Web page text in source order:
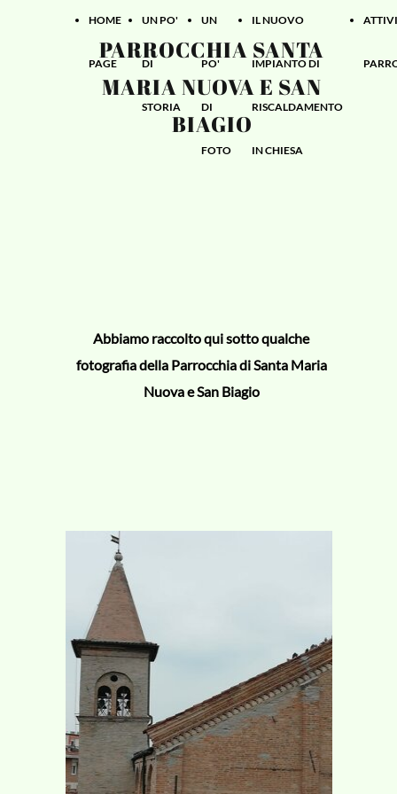
HOME
PAGE
UN PO'
DI
STORIA
UN
PO'
DI
FOTO
IL NUOVO
IMPIANTO DI
RISCALDAMENTO
IN CHIESA
PARROCCHIA SANTA
MARIA NUOVA E SAN
BIAGIO
Abbiamo raccolto qui sotto qualche
fotografia della Parrocchia di Santa Maria
Nuova e San Biagio